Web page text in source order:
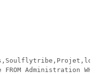
FROM Administration